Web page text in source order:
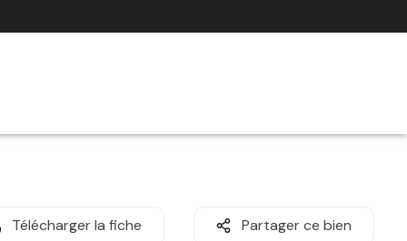
Télécharger la fiche Partager ce bien